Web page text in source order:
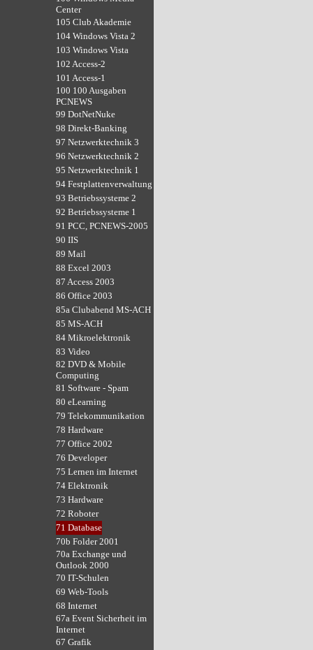
Center
105 Club Akademie
104 Windows Vista 2
103 Windows Vista
102 Access-2
101 Access-1
100 100 Ausgaben
PCNEWS
99 DotNetNuke
98 Direkt-Banking
97 Netzwerktechnik 3
96 Netzwerktechnik 2
95 Netzwerktechnik 1
94 Festplattenverwaltung
93 Betriebssysteme 2
92 Betriebssysteme 1
91 PCC, PCNEWS-2005
90 IIS
89 Mail
88 Excel 2003
87 Access 2003
86 Office 2003
85a Clubabend MS-ACH
85 MS-ACH
84 Mikroelektronik
83 Video
82 DVD & Mobile
Computing
81 Software - Spam
80 eLearning
79 Telekommunikation
78 Hardware
77 Office 2002
76 Developer
75 Lernen im Internet
74 Elektronik
73 Hardware
72 Roboter
71 Database
70b Folder 2001
70a Exchange und
Outlook 2000
70 IT-Schulen
69 Web-Tools
68 Internet
67a Event Sicherheit im
Internet
67 Grafik